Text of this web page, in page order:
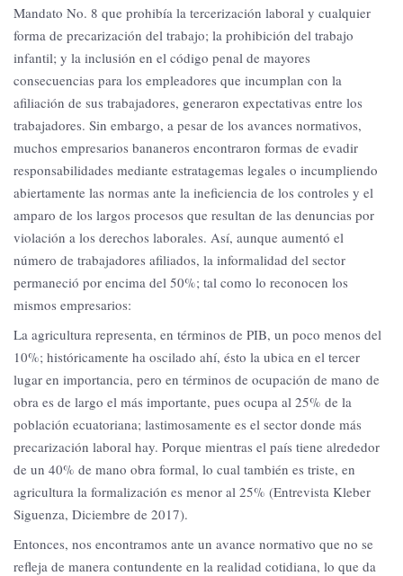
Mandato No. 8 que prohibía la tercerización laboral y cualquier
forma de precarización del trabajo; la prohibición del trabajo
infantil; y la inclusión en el código penal de mayores
consecuencias para los empleadores que incumplan con la
afiliación de sus trabajadores, generaron expectativas entre los
trabajadores. Sin embargo, a pesar de los avances normativos,
muchos empresarios bananeros encontraron formas de evadir
responsabilidades mediante estratagemas legales o incumpliendo
abiertamente las normas ante la ineficiencia de los controles y el
amparo de los largos procesos que resultan de las denuncias por
violación a los derechos laborales. Así, aunque aumentó el
número de trabajadores afiliados, la informalidad del sector
permaneció por encima del 50%; tal como lo reconocen los
mismos empresarios:
La agricultura representa, en términos de PIB, un poco menos del
10%; históricamente ha oscilado ahí, ésto la ubica en el tercer
lugar en importancia, pero en términos de ocupación de mano de
obra es de largo el más importante, pues ocupa al 25% de la
población ecuatoriana; lastimosamente es el sector donde más
precarización laboral hay. Porque mientras el país tiene alrededor
de un 40% de mano obra formal, lo cual también es triste, en
agricultura la formalización es menor al 25% (Entrevista Kleber
Siguenza, Diciembre de 2017).
Entonces, nos encontramos ante un avance normativo que no se
refleja de manera contundente en la realidad cotidiana, lo que da